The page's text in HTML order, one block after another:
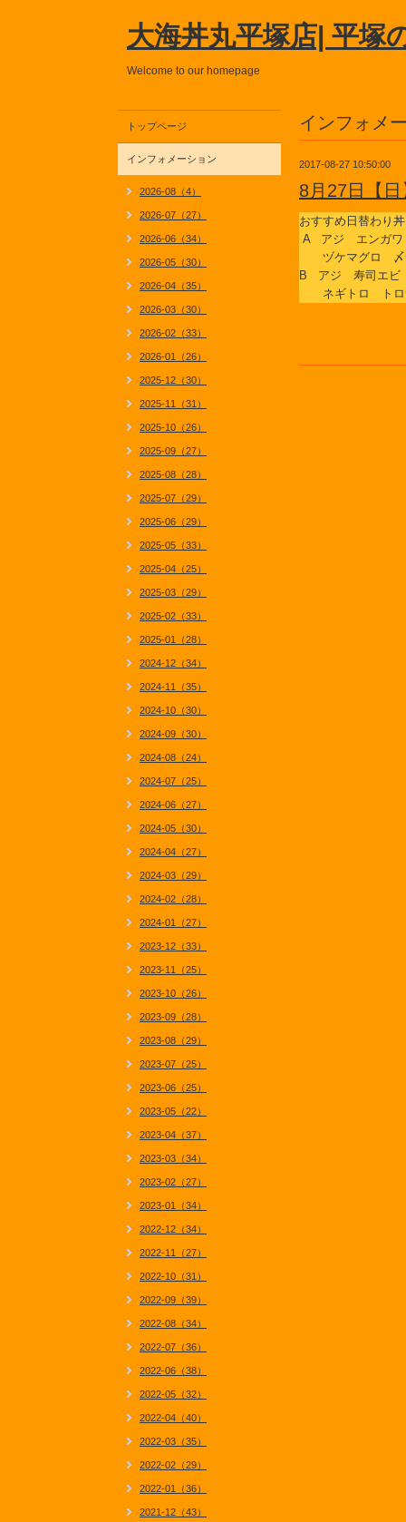
大海丼丸平塚店| 平塚
Welcome to our homepage
インフォメ
2017-08-27 10:50:00
8月27日【
おすすめ日替わり丼
A アジ エンガワ
ヅケマグロ 〆
B アジ 寿司エビ
ネギトロ トロ
トップページ
インフォメーション
2026-08（4）
2026-07（27）
2026-06（34）
2026-05（30）
2026-04（35）
2026-03（30）
2026-02（33）
2026-01（26）
2025-12（30）
2025-11（31）
2025-10（26）
2025-09（27）
2025-08（28）
2025-07（29）
2025-06（29）
2025-05（33）
2025-04（25）
2025-03（29）
2025-02（33）
2025-01（28）
2024-12（34）
2024-11（35）
2024-10（30）
2024-09（30）
2024-08（24）
2024-07（25）
2024-06（27）
2024-05（30）
2024-04（27）
2024-03（29）
2024-02（28）
2024-01（27）
2023-12（33）
2023-11（25）
2023-10（26）
2023-09（28）
2023-08（29）
2023-07（25）
2023-06（25）
2023-05（22）
2023-04（37）
2023-03（34）
2023-02（27）
2023-01（34）
2022-12（34）
2022-11（27）
2022-10（31）
2022-09（39）
2022-08（34）
2022-07（36）
2022-06（38）
2022-05（32）
2022-04（40）
2022-03（35）
2022-02（29）
2022-01（36）
2021-12（43）